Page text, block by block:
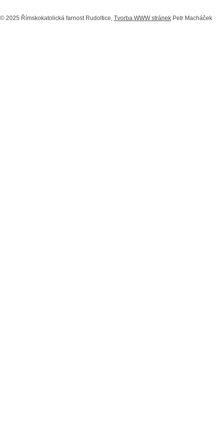
© 2025 Římskokatolická farnost Rudoltice, Tvorba WWW stránek Petr Macháček